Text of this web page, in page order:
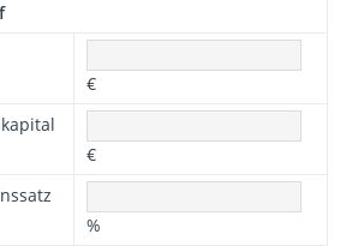
€
€
%